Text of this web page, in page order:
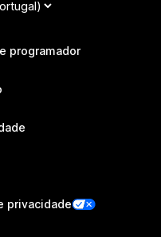
programador
privacidade